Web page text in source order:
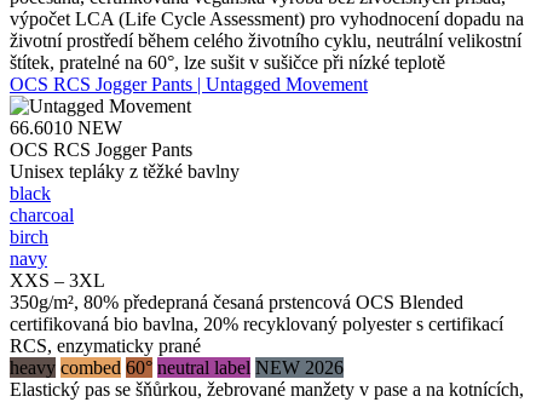
výpočet LCA (Life Cycle Assessment) pro vyhodnocení dopadu na
životní prostředí během celého životního cyklu, neutrální velikostní
štítek, pratelné na 60°, lze sušit v sušičce při nízké teplotě
OCS RCS Jogger Pants | Untagged Movement
66.6010 NEW
OCS RCS Jogger Pants
Unisex tepláky z těžké bavlny
black
charcoal
birch
navy
XXS – 3XL
350g/m², 80% předepraná česaná prstencová OCS Blended
certifikovaná bio bavlna, 20% recyklovaný polyester s certifikací
RCS, enzymaticky prané
heavy combed 60° neutral label NEW 2026
Elastický pas se šňůrkou, žebrované manžety v pase a na kotnících,